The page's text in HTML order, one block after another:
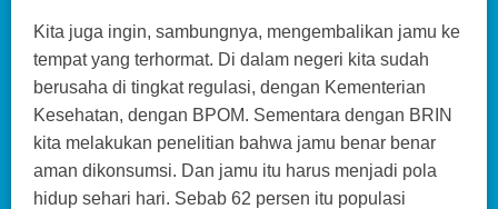
Kita juga ingin, sambungnya, mengembalikan jamu ke
tempat yang terhormat. Di dalam negeri kita sudah
berusaha di tingkat regulasi, dengan Kementerian
Kesehatan, dengan BPOM. Sementara dengan BRIN
kita melakukan penelitian bahwa jamu benar benar
aman dikonsumsi. Dan jamu itu harus menjadi pola
hidup sehari hari. Sebab 62 persen itu populasi